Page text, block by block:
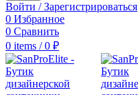
Войти / Зарегистрироваться
0 Избранное
0 Сравнить
0 items / 0 ₽